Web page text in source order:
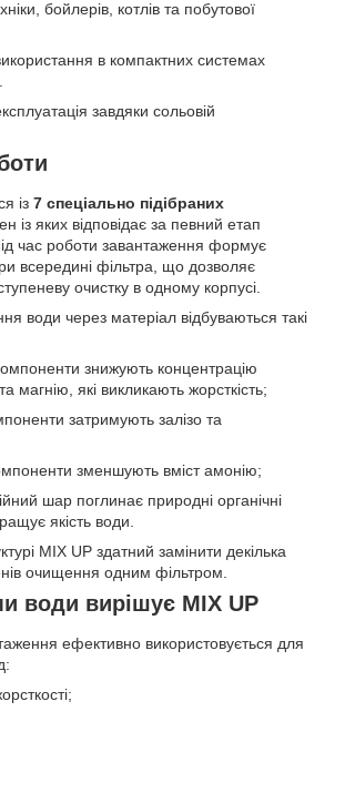
бойлерів, котлів та побутової
в компактних системах
завдяки сольовій
із 7 спеціально підібраних
із яких відповідає за певний етап
час роботи завантаження формує
всередині фільтра, що дозволяє
очистку в одному корпусі.
води через матеріал відбуваються такі
знижують концентрацію
магнію, які викликають жорсткість;
затримують залізо та
зменшують вміст амонію;
шар поглинає природні органічні
якість води.
MIX UP здатний замінити декілька
очищення одним фільтром.
води вирішує MIX UP
ефективно використовується для